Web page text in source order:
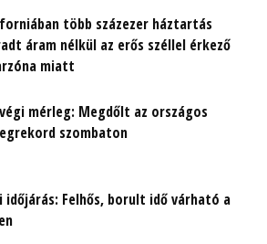
több százezer háztartás
áram nélkül az erős széllel érkező
miatt
mérleg: Megdőlt az országos
szombaton
időjárás: Felhős, borult idő várható a